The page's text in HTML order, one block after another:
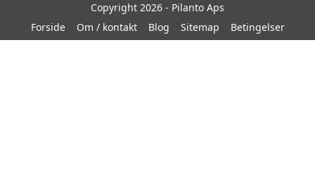
Copyright 2026 - Pilanto Aps
Forside
Om / kontakt Blog Sitemap Betingelser